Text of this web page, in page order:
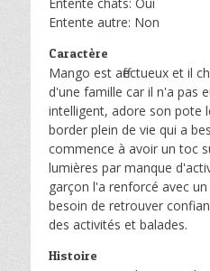
Entente autre: Non
Caractère
Mango est affectueux et il
d'une famille car il n'a pas
intelligent, adore son pote
border plein de vie qui a
commence à avoir un toc
lumières par manque
garçon l'a renforcé avec
besoin de retrouver
des activités et balades.
Histoire